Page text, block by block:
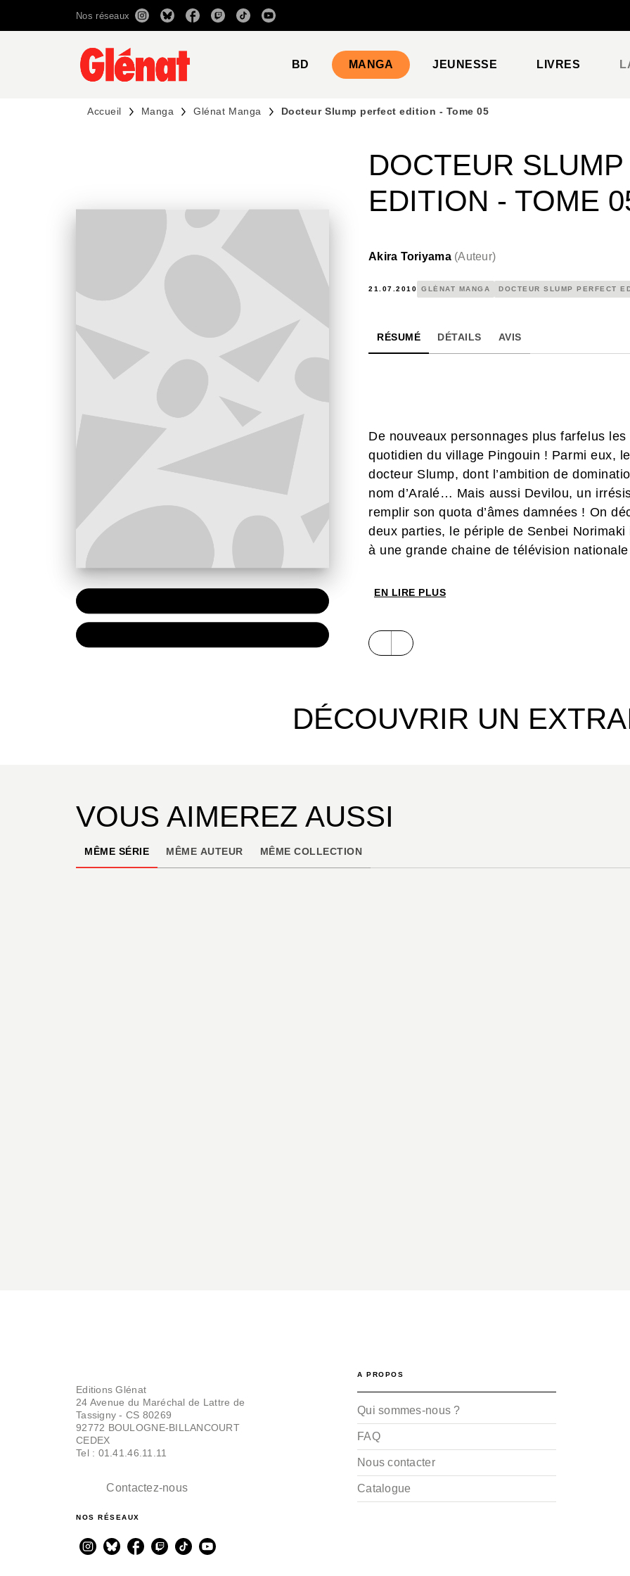
RECHERCHE CONTENU
Nos réseaux
BD MANGA JEUNESSE LIVRES
Accueil Manga Glénat Manga Docteur Slump perfect edition - Tome 05
DOCTEUR
EDITION - TOME
Akira Toriyama (Auteur)
21.07.2010 GLÉNAT MANGA DOCTEUR SLUMP PERFECT
RÉSUMÉ DÉTAILS AVIS
De nouveaux personnages plus farfelus
quotidien du village Pingouin ! Parmi eux,
docteur Slump, dont l’ambition de
nom d’Aralé… Mais aussi Devilou, un
remplir son quota d’âmes damnées ! On
deux parties, le périple de Senbei
à une grande chaine de télévision
EN LIRE PLUS
DÉCOUVRIR UN
VOUS AIMEREZ AUSSI
MÊME SÉRIE MÊME AUTEUR MÊME COLLECTION
Editions Glénat
24 Avenue du Maréchal de Lattre de
Tassigny - CS 80269
92772 BOULOGNE-BILLANCOURT
CEDEX
Tel : 01.41.46.11.11
Contactez-nous
NOS RÉSEAUX
A PROPOS
Qui sommes-nous ?
FAQ
Nous contacter
Catalogue